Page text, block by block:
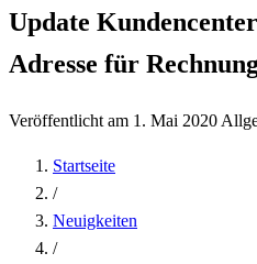
Update
Adresse für
Veröffentlicht am 1. Mai 2020
Startseite
/
Neuigkeiten
/